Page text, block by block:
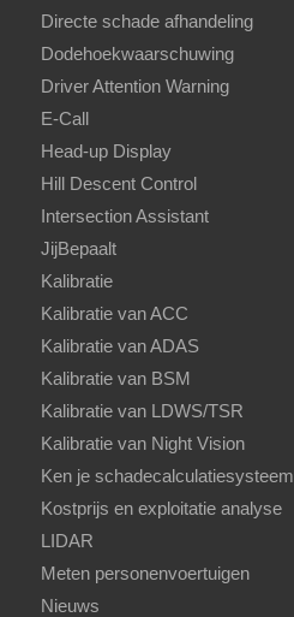
Directe schade afhandeling
Dodehoekwaarschuwing
Driver Attention Warning
E-Call
Head-up Display
Hill Descent Control
Intersection Assistant
JijBepaalt
Kalibratie
Kalibratie van ACC
Kalibratie van ADAS
Kalibratie van BSM
Kalibratie van LDWS/TSR
Kalibratie van Night Vision
Ken je schadecalculatiesysteem
Kostprijs en exploitatie analyse
LIDAR
Meten personenvoertuigen
Nieuws